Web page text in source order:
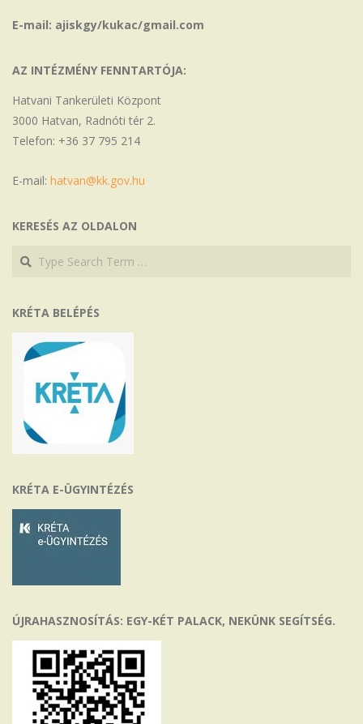
E-mail: ajiskgy/kukac/gmail.com
AZ INTÉZMÉNY FENNTARTÓJA:
Hatvani Tankerületi Központ
3000 Hatvan, Radnóti tér 2.
Telefon: +36 37 795 214
E-mail: hatvan@kk.gov.hu
KERESÉS AZ OLDALON
Search
Search
KRÉTA BELÉPÉS
KRÉTA E-ÜGYINTÉZÉS
ÚJRAHASZNOSÍTÁS: EGY-KÉT PALACK, NEKÜNK SEGÍTSÉG.